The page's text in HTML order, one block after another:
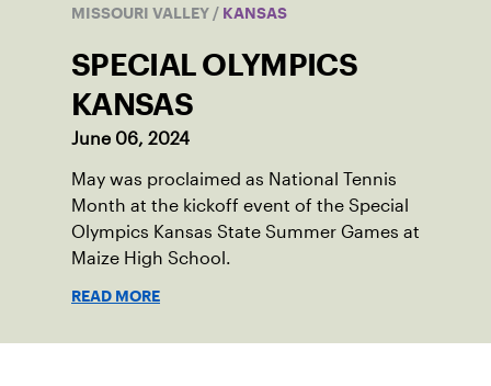
MISSOURI VALLEY / KANSAS
SPECIAL OLYMPICS
KANSAS
June 06, 2024
May was proclaimed as National Tennis
Month at the kickoff event of the Special
Olympics Kansas State Summer Games at
Maize High School.
READ MORE